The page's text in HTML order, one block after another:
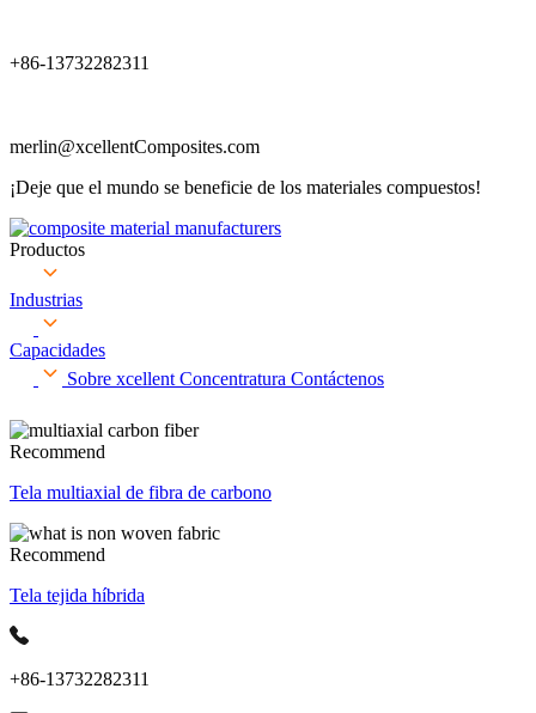
+86-13732282311
merlin@xcellentComposites.com
¡Deje que el mundo se beneficie de los materiales compuestos!
Productos
Industrias
Capacidades
Sobre xcellent Concentratura Contáctenos
Recommend
Tela multiaxial de fibra de carbono
Recommend
Tela tejida híbrida
+86-13732282311